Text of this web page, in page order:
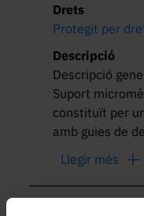
Drets
Protegit per
Descripció
Descripció
Suport
constituït per
amb guies de
cargol
Presenta un
allotjar un
component
Llegir més